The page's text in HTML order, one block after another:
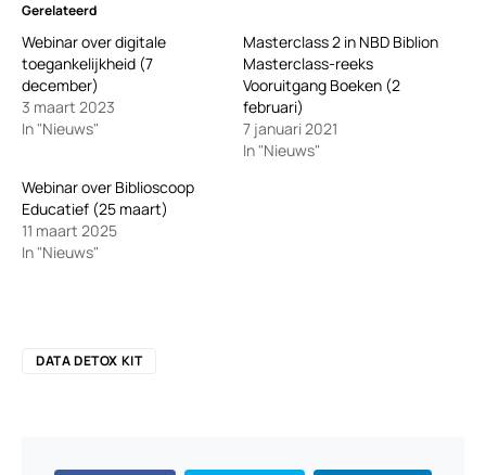
Gerelateerd
Webinar over digitale
toegankelijkheid (7
december)
3 maart 2023
In "Nieuws"
Masterclass 2 in NBD Biblion
Masterclass-reeks
Vooruitgang Boeken (2
februari)
7 januari 2021
In "Nieuws"
Webinar over Biblioscoop
Educatief (25 maart)
11 maart 2025
In "Nieuws"
DATA DETOX KIT